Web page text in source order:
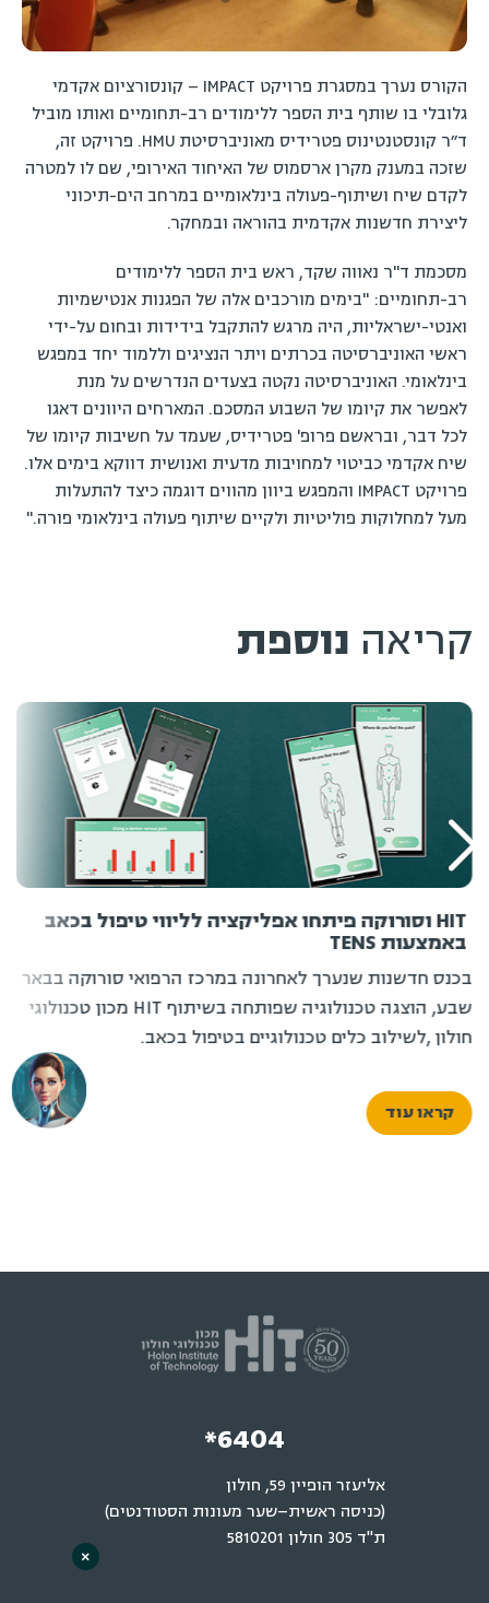
הקורס נערך במסגרת פרויקט IMPACT – קונסורציום אקדמי
גלובלי בו שותף בית הספר ללימודים רב-תחומיים ואותו מוביל
ד״ר קונסטנטינוס פטרידיס מאוניברסיטת HMU. פרויקט זה,
שזכה במענק מקרן ארסמוס של האיחוד האירופי, שם לו למטרה
לקדם שיח ושיתוף-פעולה בינלאומיים במרחב הים-תיכוני
ליצירת חדשנות אקדמית בהוראה ובמחקר.
מסכמת ד"ר נאווה שקד, ראש בית הספר ללימודים
רב-תחומיים: "בימים מורכבים אלה של הפגנות אנטישמיות
ואנטי-ישראליות, היה מרגש להתקבל בידידות ובחום על-ידי
ראשי האוניברסיטה בכרתים ויתר הנציגים וללמוד יחד במפגש
בינלאומי. האוניברסיטה נקטה בצעדים הנדרשים על מנת
לאפשר את קיומו של השבוע המסכם. המארחים היוונים דאגו
לכל דבר, ובראשם פרופ' פטרידיס, שעמד על חשיבות קיומו של
שיח אקדמי כביטוי למחויבות מדעית ואנושית דווקא בימים אלו.
פרויקט IMPACT והמפגש ביוון מהווים דוגמה כיצד להתעלות
מעל למחלוקות פוליטיות ולקיים שיתוף פעולה בינלאומי פורה."
קריאה נוספת
HIT וסורוקה פיתחו אפליקציה לליווי טיפול בכאב
באמצעות TENS
בכנס חדשנות שנערך לאחרונה במרכז הרפואי סורוקה בבאר
שבע, הוצגה טכנולוגיה שפותחה בשיתוף HIT מכון טכנולוגי
חולון ,לשילוב כלים טכנולוגיים בטיפול בכאב.
קראו עוד
*6404
אליעזר הופיין 59, חולון
(כניסה ראשית–שער מעונות הסטודנטים)
ת"ד 305 חולון 5810201
×